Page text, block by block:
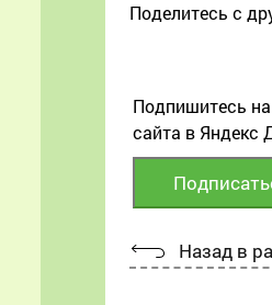
Поделитесь с
Подпишитесь
сайта в Яндекс
Назад в